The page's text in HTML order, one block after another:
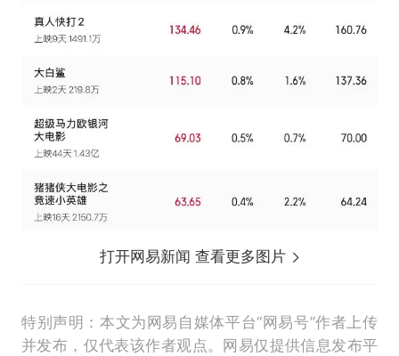
打开网易新闻 查看更多图片
特别声明：本文为网易自媒体平台“网易号”作者上传
并发布，仅代表该作者观点。网易仅提供信息发布平